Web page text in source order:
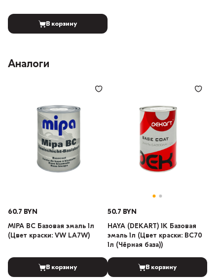
В корзину
Аналоги
60.7 BYN
MIPA BC Базовая эмаль 1л
(Цвет краски: VW LA7W)
В корзину
50.7 BYN
HAYA (DEKART) 1К Базовая
эмаль 1л (Цвет краски: BC70
1л (Чёрная база))
В корзину